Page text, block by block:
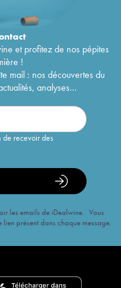
et profitez de nos pépites
!
mail : nos découvertes du
analyses...
de recevoir des
les emails de iDealwine. Vous
présent dans chaque message.